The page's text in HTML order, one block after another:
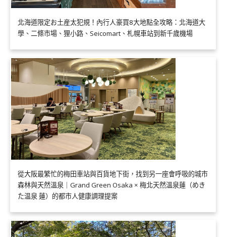
北海道限定お土産太犯規！內行人豪買8大地點全攻略：北海道大
學、二條市場、狸小路、Seicomart、札幌車站到新千歲機場
從大阪最繁忙的梅田車站與百貨地下街，找到另一座會呼吸的城市
森林與天然溫泉｜Grand Green Osaka × 梅北天然溫泉蓮（めき
た温泉 蓮）的都市人健康調理提案